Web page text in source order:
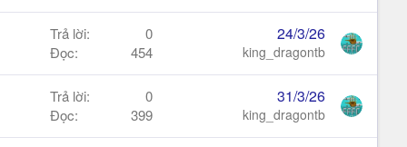
Trả lời
0
Đọc
454
24/3/26
king_dragontb
Trả lời
0
Đọc
399
31/3/26
king_dragontb